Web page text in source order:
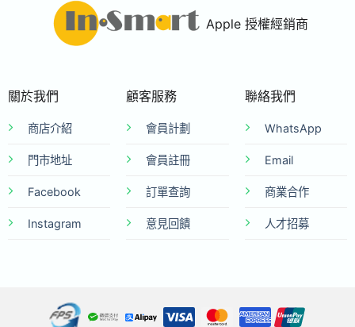
Apple 授權經銷商
關於我們
商店介紹
門市地址
Facebook
Instagram
顧客服務
會員計劃
會員註冊
訂單查詢
意見回饋
聯絡我們
WhatsApp
Email
商業合作
人才招募